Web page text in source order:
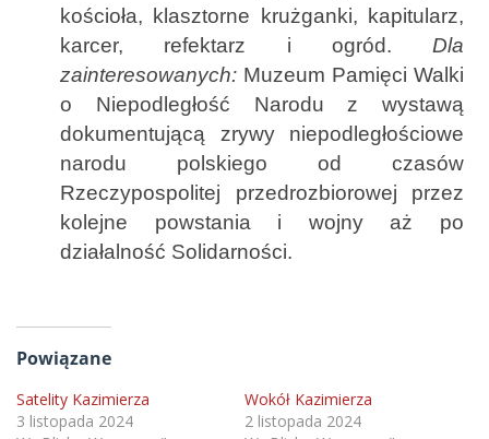
kościoła, klasztorne krużganki, kapitularz,
karcer, refektarz i ogród. Dla
zainteresowanych: Muzeum Pamięci Walki
o Niepodległość Narodu z wystawą
dokumentującą zrywy niepodległościowe
narodu polskiego od czasów
Rzeczypospolitej przedrozbiorowej przez
kolejne powstania i wojny aż po
działalność Solidarności.
Powiązane
Satelity Kazimierza
3 listopada 2024
Wokół Kazimierza
2 listopada 2024